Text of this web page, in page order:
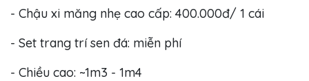
- Chậu xi măng nhẹ cao cấp: 400.000đ/ 1 cái
- Set trang trí sen đá: miễn phí
- Chiều cao: ~1m3 - 1m4